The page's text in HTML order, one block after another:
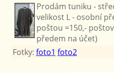
Prodám tuniku -
velikost L - osobní
poštou =150,-
předem na účet)
Fotky: foto1 foto2